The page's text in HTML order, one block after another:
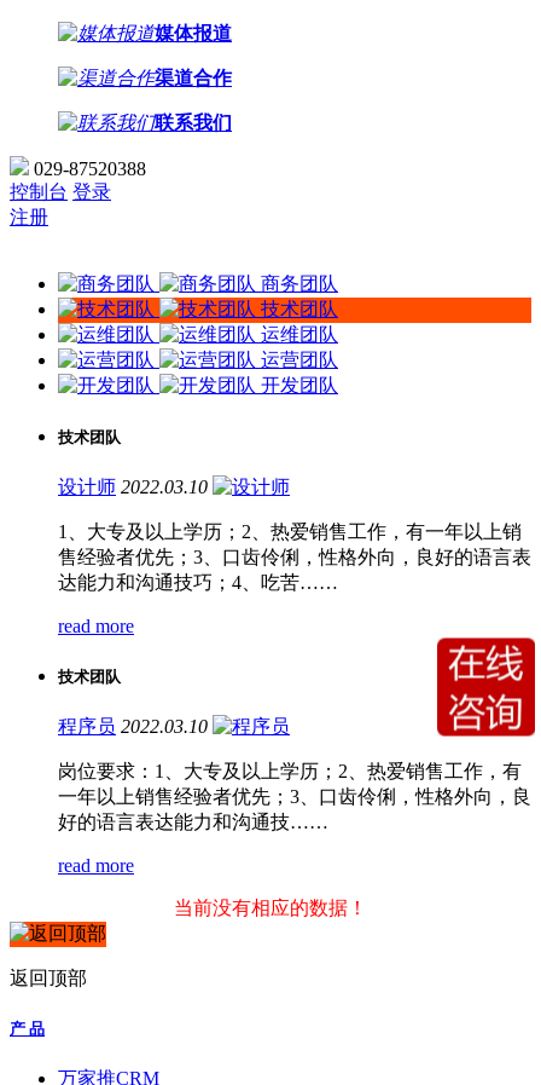
媒体报道
渠道合作
联系我们
029-87520388
控制台 登录
注册
商务团队
技术团队
运维团队
运营团队
开发团队
技术团队
设计师 2022.03.10
1、大专及以上学历；2、热爱销售工作，有一年以上销
售经验者优先；3、口齿伶俐，性格外向，良好的语言表
达能力和沟通技巧；4、吃苦……
read more
技术团队
程序员 2022.03.10
岗位要求：1、大专及以上学历；2、热爱销售工作，有
一年以上销售经验者优先；3、口齿伶俐，性格外向，良
好的语言表达能力和沟通技……
read more
当前没有相应的数据！
返回顶部
产 品
万家推CRM